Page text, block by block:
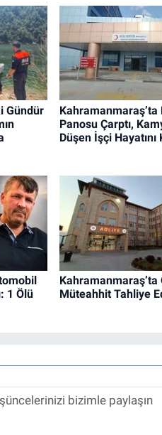
Gündür
Kahramanmaraş’ta
Panosu Çarptı,
Düşen İşçi
1 Ölü
Kahramanmaraş’ta
Müteahhit Tahliye